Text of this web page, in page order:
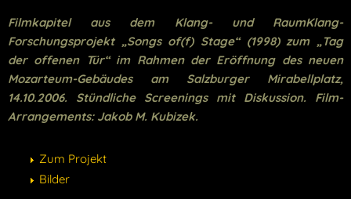
Filmkapitel aus dem Klang- und RaumKlang-
Forschungsprojekt „Songs of(f) Stage“ (1998) zum „Tag
der offenen Tür“ im Rahmen der Eröffnung des neuen
Mozarteum-Gebäudes am Salzburger Mirabellplatz,
14.10.2006. Stündliche Screenings mit Diskussion. Film-
Arrangements: Jakob M. Kubizek.
Zum Projekt
Bilder